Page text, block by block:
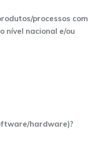
processos com
nível nacional e/ou
hardware)?